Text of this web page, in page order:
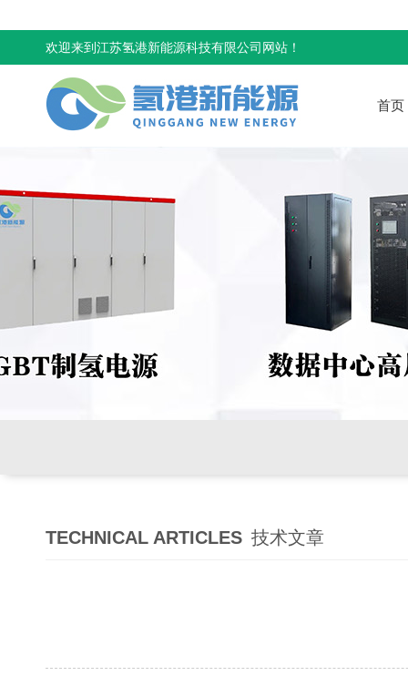
欢迎来到江苏氢港新能源科技有限公司网站！
首页
TECHNICAL ARTICLES 技术文章